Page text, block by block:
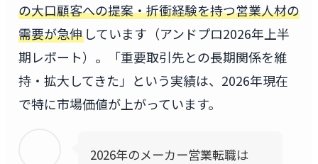
の大口顧客への提案・折衝経験を持つ営業人材の
需要が急伸しています（アンドプロ2026年上半
期レポート）。「重要取引先との長期関係を維
持・拡大してきた」という実績は、2026年現在
で特に市場価値が上がっています。
2026年のメーカー営業転職は